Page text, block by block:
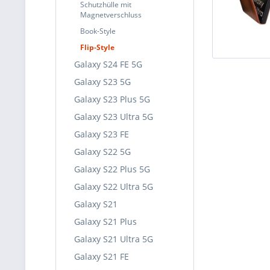
Schutzhülle mit
Magnetverschluss
Book-Style
Flip-Style
Galaxy S24 FE 5G
Galaxy S23 5G
Galaxy S23 Plus 5G
Galaxy S23 Ultra 5G
Galaxy S23 FE
Galaxy S22 5G
Galaxy S22 Plus 5G
Galaxy S22 Ultra 5G
Galaxy S21
Galaxy S21 Plus
Galaxy S21 Ultra 5G
Galaxy S21 FE